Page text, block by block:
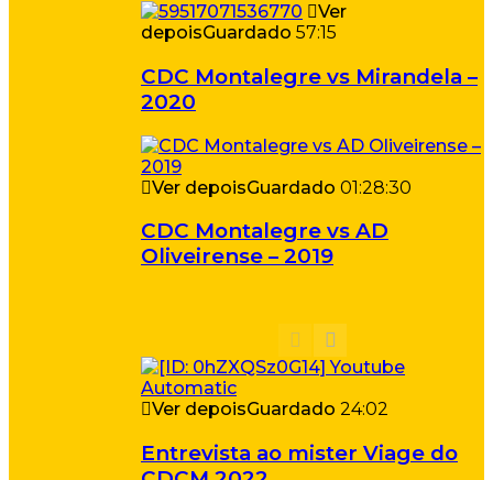
Ver
depoisGuardado 57:15
CDC Montalegre vs Mirandela –
2020
Ver depoisGuardado 01:28:30
CDC Montalegre vs AD
Oliveirense – 2019
Ver depoisGuardado 24:02
Entrevista ao mister Viage do